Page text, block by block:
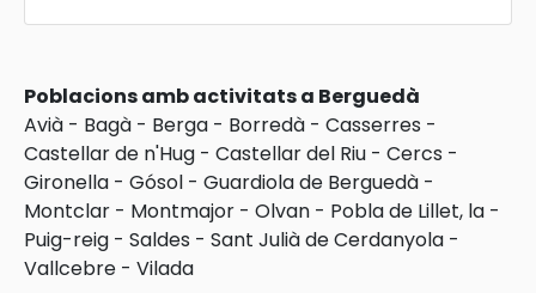
Poblacions amb activitats a Berguedà
Avià - Bagà - Berga - Borredà - Casserres -
Castellar de n'Hug - Castellar del Riu - Cercs -
Gironella - Gósol - Guardiola de Berguedà -
Montclar - Montmajor - Olvan - Pobla de Lillet, la -
Puig-reig - Saldes - Sant Julià de Cerdanyola -
Vallcebre - Vilada